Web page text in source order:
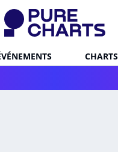
CHARTS